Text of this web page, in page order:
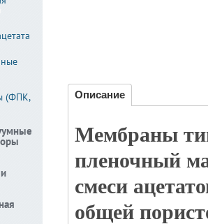
Описание
Мембраны
пленочный
смеси
общей
(ФПК,